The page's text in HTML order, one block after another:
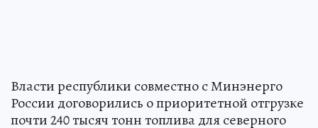
Власти республики совместно с Минэнерго
России договорились о приоритетной отгрузке
почти 240 тысяч тонн топлива для северного